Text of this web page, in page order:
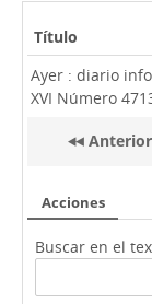
Título
Ayer : diario
XVI Número
Anterior
Acciones
Buscar en el